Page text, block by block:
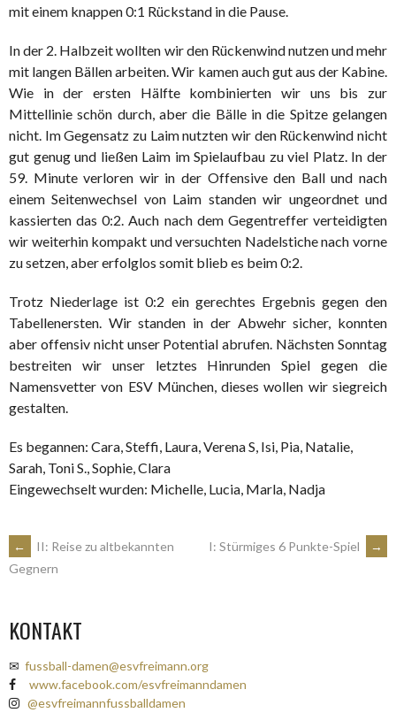
mit einem knappen 0:1 Rückstand in die Pause.
In der 2. Halbzeit wollten wir den Rückenwind nutzen und mehr
mit langen Bällen arbeiten. Wir kamen auch gut aus der Kabine.
Wie in der ersten Hälfte kombinierten wir uns bis zur
Mittellinie schön durch, aber die Bälle in die Spitze gelangen
nicht. Im Gegensatz zu Laim nutzten wir den Rückenwind nicht
gut genug und ließen Laim im Spielaufbau zu viel Platz. In der
59. Minute verloren wir in der Offensive den Ball und nach
einem Seitenwechsel von Laim standen wir ungeordnet und
kassierten das 0:2. Auch nach dem Gegentreffer verteidigten
wir weiterhin kompakt und versuchten Nadelstiche nach vorne
zu setzen, aber erfolglos somit blieb es beim 0:2.
Trotz Niederlage ist 0:2 ein gerechtes Ergebnis gegen den
Tabellenersten. Wir standen in der Abwehr sicher, konnten
aber offensiv nicht unser Potential abrufen. Nächsten Sonntag
bestreiten wir unser letztes Hinrunden Spiel gegen die
Namensvetter von ESV München, dieses wollen wir siegreich
gestalten.
Es begannen: Cara, Steffi, Laura, Verena S, Isi, Pia, Natalie,
Sarah, Toni S., Sophie, Clara
Eingewechselt wurden: Michelle, Lucia, Marla, Nadja
ARTIKEL-
←
II: Reise zu altbekannten
Gegnern
I: Stürmiges 6 Punkte-Spiel →
KONTAKT
✉ fussball-damen@esvfreimann.org
www.facebook.com/esvfreimanndamen
@esvfreimannfussballdamen